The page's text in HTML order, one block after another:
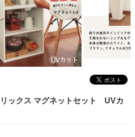
ックス マグネットセット UVカ